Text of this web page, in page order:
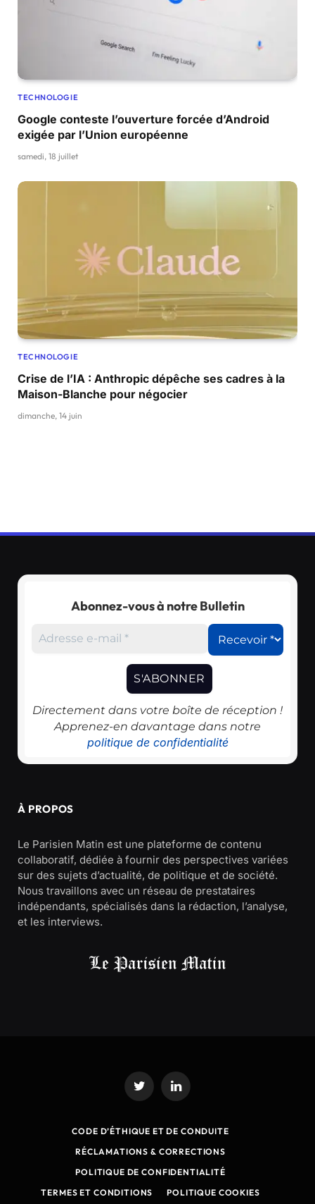
TECHNOLOGIE
Google conteste l’ouverture forcée d’Android
exigée par l’Union européenne
samedi, 18 juillet
TECHNOLOGIE
Crise de l’IA : Anthropic dépêche ses cadres à la
Maison-Blanche pour négocier
dimanche, 14 juin
Abonnez-vous à notre Bulletin
Directement dans votre boîte de réception !
Apprenez-en davantage dans notre
politique de confidentialité
À PROPOS
Le Parisien Matin est une plateforme de contenu
collaboratif, dédiée à fournir des perspectives variées
sur des sujets d’actualité, de politique et de société.
Nous travaillons avec un réseau de prestataires
indépendants, spécialisés dans la rédaction, l’analyse,
et les interviews.
Twitter LinkedIn
CODE D’ÉTHIQUE ET DE CONDUITE
RÉCLAMATIONS & CORRECTIONS
POLITIQUE DE CONFIDENTIALITÉ
TERMES ET CONDITIONS
POLITIQUE COOKIES